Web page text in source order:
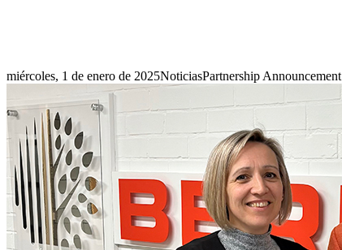
miércoles, 1 de enero de 2025NoticiasPartnership Announcement